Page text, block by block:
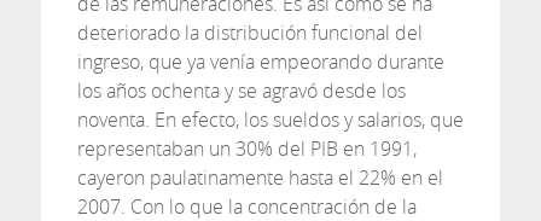
deteriorado la distribución funcional del
ingreso, que ya venía empeorando durante
los años ochenta y se agravó desde los
noventa. En efecto, los sueldos y salarios, que
representaban un 30% del PIB en 1991,
cayeron paulatinamente hasta el 22% en el
2007. Con lo que la concentración de la